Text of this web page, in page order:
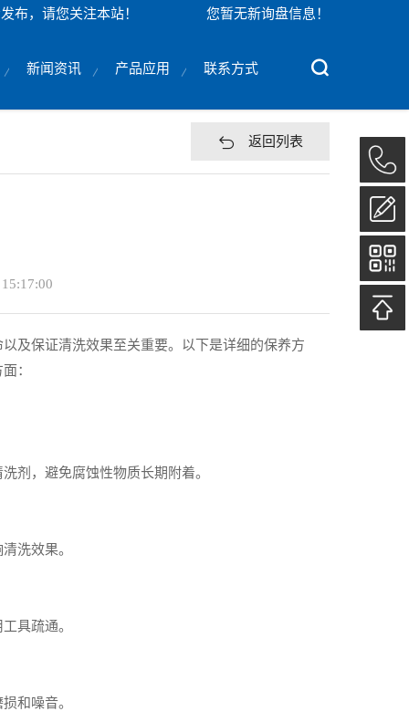
布，请您关注本站！ 您暂无新询盘信息！
新闻资讯 产品应用 联系方式
返回列表
及保证清洗效果至关重要。以下是详细的保养方
：
剂，避免腐蚀性物质长期附着。
洗效果。
具疏通。
和噪音。